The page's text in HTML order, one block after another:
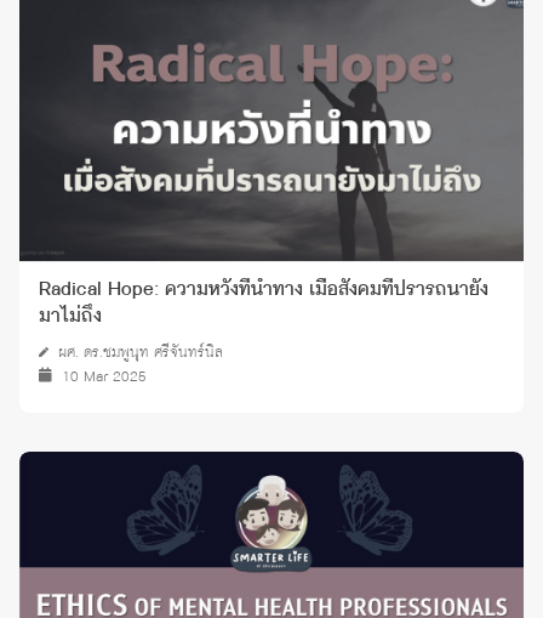
Radical Hope: ความหวังที่นำทาง เมื่อสังคมที่ปรารถนายัง
มาไม่ถึง
ผศ. ดร.ชมพูนุท ศรีจันทร์นิล
10 Mar 2025